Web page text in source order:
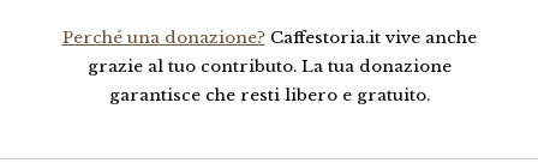
Perché una donazione?Caffestoria.it vive anche
grazie al tuo contributo. La tua donazione
garantisce che resti libero e gratuito.